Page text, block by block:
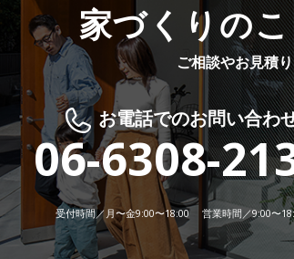
家づくりの
ご相談やお見積
お電話でのお問い合わ
06-6308-
受付時間／月〜金9:00〜18:00 営業時間／9:00〜